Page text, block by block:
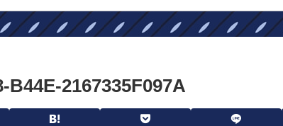
B44E-2167335F097A